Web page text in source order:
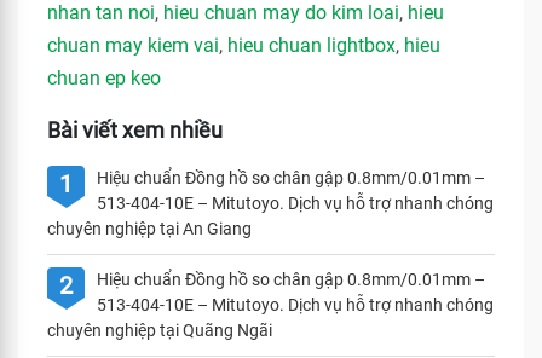
nhan tan noi, hieu chuan may do kim loai, hieu
chuan may kiem vai, hieu chuan lightbox, hieu
chuan ep keo
Bài viết xem nhiều
1
Hiệu chuẩn Đồng hồ so chân gập 0.8mm/0.01mm –
513-404-10E – Mitutoyo. Dịch vụ hỗ trợ nhanh chóng
chuyên nghiệp tại An Giang
2
Hiệu chuẩn Đồng hồ so chân gập 0.8mm/0.01mm –
513-404-10E – Mitutoyo. Dịch vụ hỗ trợ nhanh chóng
chuyên nghiệp tại Quãng Ngãi